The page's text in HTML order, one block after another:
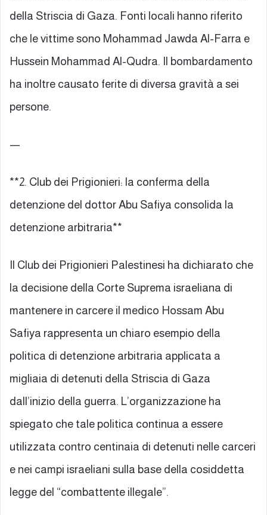
della Striscia di Gaza. Fonti locali hanno riferito
che le vittime sono Mohammad Jawda Al-Farra e
Hussein Mohammad Al-Qudra. Il bombardamento
ha inoltre causato ferite di diversa gravità a sei
persone.
—
**2. Club dei Prigionieri: la conferma della
detenzione del dottor Abu Safiya consolida la
detenzione arbitraria**
Il Club dei Prigionieri Palestinesi ha dichiarato che
la decisione della Corte Suprema israeliana di
mantenere in carcere il medico Hossam Abu
Safiya rappresenta un chiaro esempio della
politica di detenzione arbitraria applicata a
migliaia di detenuti della Striscia di Gaza
dall’inizio della guerra. L’organizzazione ha
spiegato che tale politica continua a essere
utilizzata contro centinaia di detenuti nelle carceri
e nei campi israeliani sulla base della cosiddetta
legge del “combattente illegale”.